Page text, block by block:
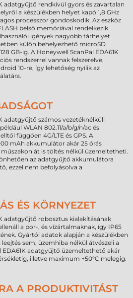
adatgyűjtő rendkívül gyors és zavartalan
a készülékben helyet kapó 1,8 GHz
processzor gondoskodik. Az eszköz
belső memóriával rendelkezik
igények nagyobb tárhelyet
külön behelyezhető microSD
GB-ig. A Honeywell ScanPal EDA61K
rendszerrel vannak felszerelve,
10-re, így lehetőség nyílik az
adatgyűjtő számos vezetéknélküli
WLAN 802.11/a/b/g/n/ac és
függően 4G/LTE és GPS. A
mAh akkumulátor akár 25 órás
át is töltés nélkül üzemeltetheti.
az adatgyűjtő akkumulátora
ezzel nem befolyásolva a
ÉS KÖRNYEZET
adatgyűjtő robosztus kialakításának
a por-, és vízártalmaknak, így IP65
Gyártói adatok alapján a készülékben
sem, üzemhiba nélkül átvészeli a
EDA61K adatgyűjtő üzemeltethető akár
illetve maximum +50°C melegig.
A PRODUKTIVITÁST